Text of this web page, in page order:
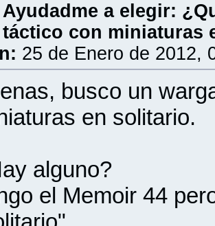
Ayudadme a elegir:
táctico con miniaturas
25 de Enero de 2012,
busco un
en solitario.
alguno?
el Memoir 44